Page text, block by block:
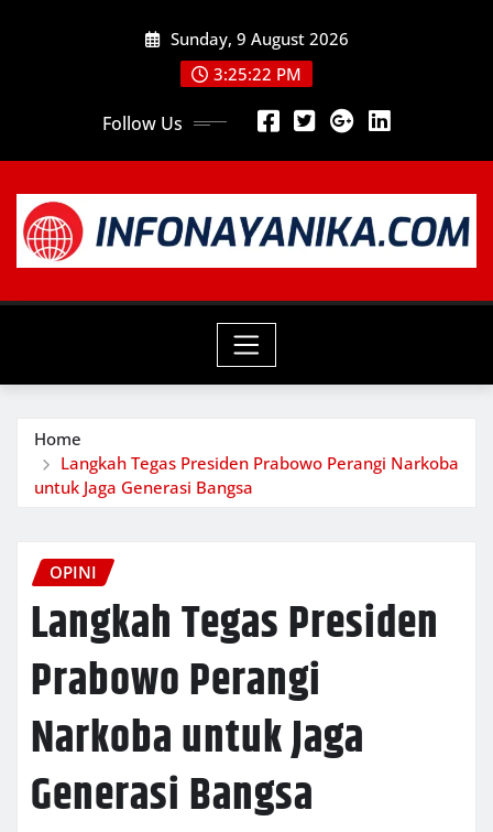
Sunday, 9 August 2026
3:25:24 PM
Follow Us
Home
Langkah Tegas Presiden Prabowo Perangi Narkoba
untuk Jaga Generasi Bangsa
OPINI
Langkah Tegas Presiden
Prabowo Perangi
Narkoba untuk Jaga
Generasi Bangsa